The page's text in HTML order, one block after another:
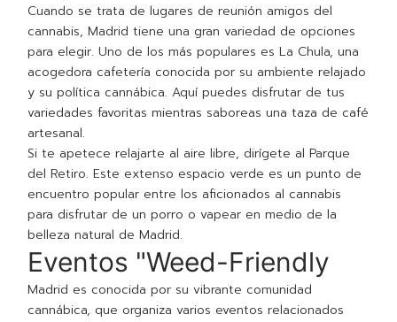
Cuando se trata de lugares de reunión amigos del
cannabis, Madrid tiene una gran variedad de opciones
para elegir. Uno de los más populares es La Chula, una
acogedora cafetería conocida por su ambiente relajado
y su política cannábica. Aquí puedes disfrutar de tus
variedades favoritas mientras saboreas una taza de café
artesanal.
Si te apetece relajarte al aire libre, dirígete al Parque
del Retiro. Este extenso espacio verde es un punto de
encuentro popular entre los aficionados al cannabis
para disfrutar de un porro o vapear en medio de la
belleza natural de Madrid.
Eventos "Weed-Friendly
Madrid es conocida por su vibrante comunidad
cannábica, que organiza varios eventos relacionados